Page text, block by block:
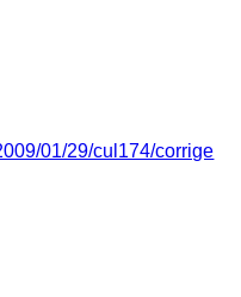
01/29/cul174/corrige